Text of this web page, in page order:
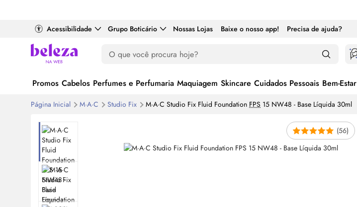
Acessibilidade Grupo Boticário Nossas Lojas Baixe o nosso app! Precisa de ajuda?
Promos Cabelos Perfumes e Perfumaria Maquiagem Skincare Cuidados Pessoais Bem-Estar
Página Inicial M·A·C Studio Fix M·A·C Studio Fix Fluid Foundation FPS 15 NW48 - Base Líquida 30ml
(56)